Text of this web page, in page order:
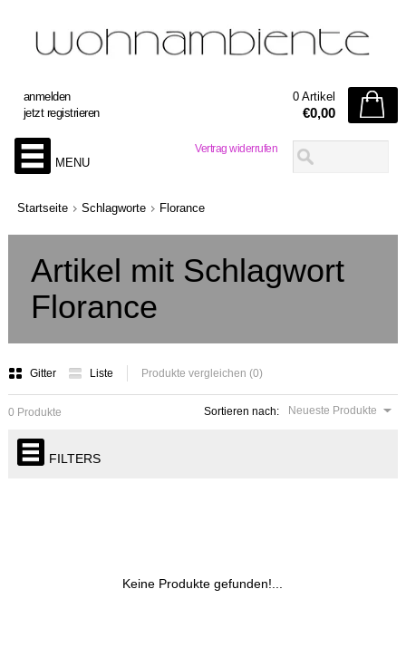
Vertrag widerrufen
anmelden
jetzt registrieren
0 Artikel
€0,00
MENU
Startseite Schlagworte Florance
Artikel mit Schlagwort
Florance
Gitter Liste Produkte vergleichen (0)
Sortieren nach: Neueste Produkte
0 Produkte
FILTERS
Keine Produkte gefunden!...